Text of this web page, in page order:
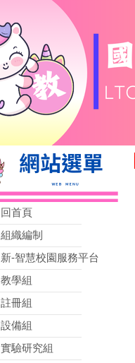
回首頁
組織編制
新-智慧校園服務平台
教學組
註冊組
設備組
實驗研究組